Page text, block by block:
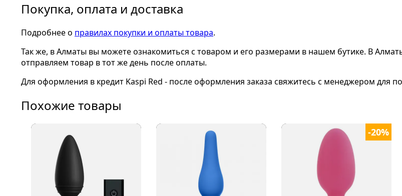
Покупка, оплата и доставка
Подробнее о правилах покупки и оплаты товара.
Так же, в Алматы вы можете ознакомиться с товаром и его размерами в нашем бутике. В
отправляем товар в тот же день после оплаты.
Для оформления в кредит Kaspi Red - после оформления заказа свяжитесь с менеджером для
Похожие товары
-20%